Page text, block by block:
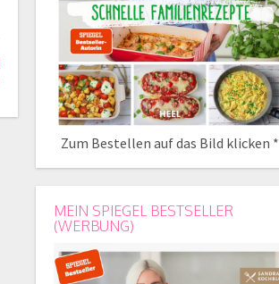
Zum Bestellen auf das Bild klicken *
MEIN SPIEGEL BESTSELLER
(WERBUNG)